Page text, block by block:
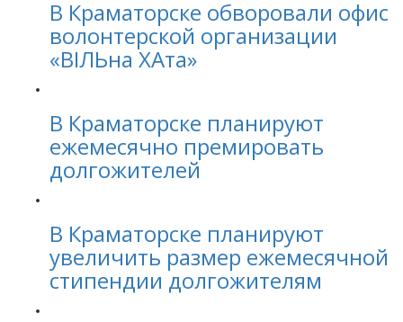
В Краматорске обворовали офис
волонтерской организации
«ВІЛЬна ХАта»
В Краматорске планируют
ежемесячно премировать
долгожителей
В Краматорске планируют
увеличить размер ежемесячной
стипендии долгожителям